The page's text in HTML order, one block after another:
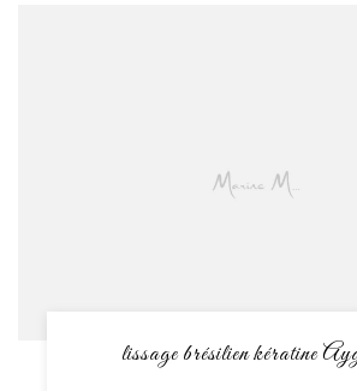
lissage brésilien kératine